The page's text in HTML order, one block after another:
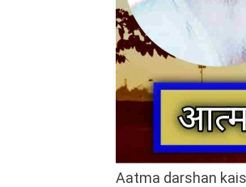
Aatma darshan